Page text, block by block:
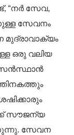
“നർ സേവ,
സേവനം
ഒരു വലിയ
സൗജന്യ
സേവന